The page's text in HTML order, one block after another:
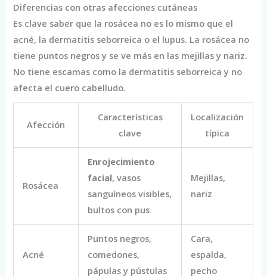
Diferencias con otras afecciones cutáneas
Es clave saber que la rosácea no es lo mismo que el
acné, la dermatitis seborreica o el lupus. La rosácea no
tiene puntos negros y se ve más en las mejillas y nariz.
No tiene escamas como la dermatitis seborreica y no
afecta el cuero cabelludo.
Afección
Características
clave
Localización
típica
Rosácea
Enrojecimiento
facial, vasos
sanguíneos visibles,
bultos con pus
Mejillas,
nariz
Acné
Puntos negros,
comedones,
pápulas y pústulas
Cara,
espalda,
pecho